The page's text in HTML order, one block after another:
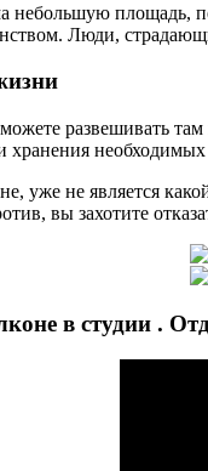
площадь,
Люди,
развешивать
хранения
уже не является
вы захотите
в студии .